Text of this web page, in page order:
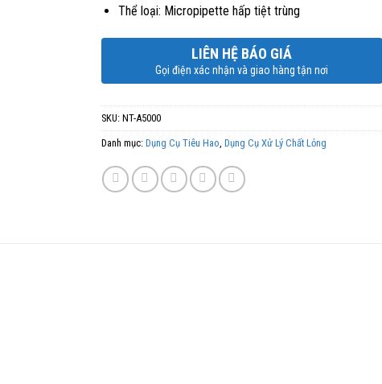
Thể loại: Micropipette hấp tiệt trùng
LIÊN HỆ BÁO GIÁ
Gọi điện xác nhận và giao hàng tận nơi
SKU: NT-A5000
Danh mục: Dụng Cụ Tiêu Hao Dụng Cụ Xử Lý Chất Lỏng